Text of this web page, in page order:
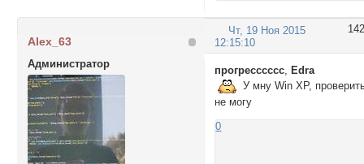
142
Чт, 19 Ноя 2015
12:15:10
Alex_63
Администратор
прогресссссс
Edra
У мну Win XP,
не могу
0